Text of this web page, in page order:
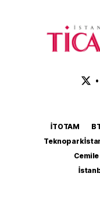
•
İTOTAM
Teknopark